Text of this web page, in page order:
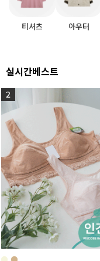
티셔츠 아우터
실시간베스트
2